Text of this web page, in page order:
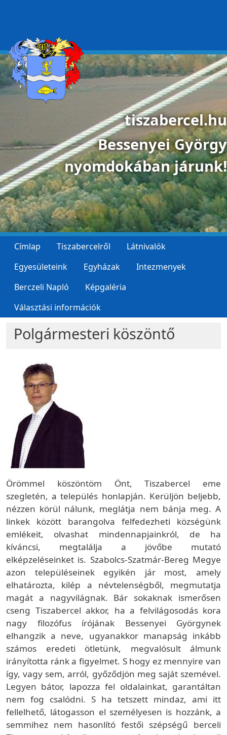
tiszabercel.hu
Bessenyei György
nyomdokában járunk!
Címlap Tiszabercelről
Látnivalók
Egyesületeink
Egyházak
Intezmenyek
Berczeli Napló
Képgaléria
Választási információk
Polgármesteri köszöntő
Örömmel köszöntöm Önt, Tiszabercel eme
szegletén, a település honlapján. Kerüljön beljebb,
nézzen körül nálunk, meglátja nem bánja meg. A
linkek között barangolva felfedezheti községünk
emlékeit, olvashat mindennapjainkról, de ha
kíváncsi, megtalálja a jövőbe mutató
elképzeléseinket is. Szabolcs-Szatmár-Bereg Megye
azon településeinek egyikén jár most, amely
elhatározta, kilép a névtelenségből, megmutatja
magát a nagyvilágnak. Bár sokaknak ismerősen
cseng Tiszabercel akkor, ha a felvilágosodás kora
nagy filozófus írójának Bessenyei Györgynek
elhangzik a neve, ugyanakkor manapság inkább
számos eredeti ötletünk, megvalósult álmunk
irányította ránk a figyelmet. S hogy ez mennyire van
így, vagy sem, arról, győződjön meg saját szemével.
Legyen bátor, lapozza fel oldalainkat, garantáltan
nem fog csalódni. S ha tetszett mindaz, ami itt
fellelhető, látogasson el személyesen is hozzánk, a
semmihez nem hasonlító festői szépségű berceli